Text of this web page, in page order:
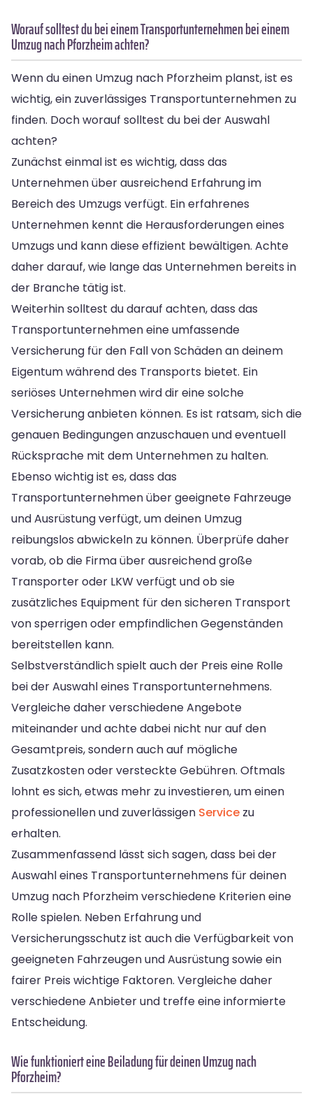
Worauf solltest du bei einem Transportunternehmen bei einem
Umzug nach Pforzheim achten?
Wenn du einen Umzug nach Pforzheim planst, ist es
wichtig, ein zuverlässiges Transportunternehmen zu
finden. Doch worauf solltest du bei der Auswahl
achten?
Zunächst einmal ist es wichtig, dass das
Unternehmen über ausreichend Erfahrung im
Bereich des Umzugs verfügt. Ein erfahrenes
Unternehmen kennt die Herausforderungen eines
Umzugs und kann diese effizient bewältigen. Achte
daher darauf, wie lange das Unternehmen bereits in
der Branche tätig ist.
Weiterhin solltest du darauf achten, dass das
Transportunternehmen eine umfassende
Versicherung für den Fall von Schäden an deinem
Eigentum während des Transports bietet. Ein
seriöses Unternehmen wird dir eine solche
Versicherung anbieten können. Es ist ratsam, sich die
genauen Bedingungen anzuschauen und eventuell
Rücksprache mit dem Unternehmen zu halten.
Ebenso wichtig ist es, dass das
Transportunternehmen über geeignete Fahrzeuge
und Ausrüstung verfügt, um deinen Umzug
reibungslos abwickeln zu können. Überprüfe daher
vorab, ob die Firma über ausreichend große
Transporter oder LKW verfügt und ob sie
zusätzliches Equipment für den sicheren Transport
von sperrigen oder empfindlichen Gegenständen
bereitstellen kann.
Selbstverständlich spielt auch der Preis eine Rolle
bei der Auswahl eines Transportunternehmens.
Vergleiche daher verschiedene Angebote
miteinander und achte dabei nicht nur auf den
Gesamtpreis, sondern auch auf mögliche
Zusatzkosten oder versteckte Gebühren. Oftmals
lohnt es sich, etwas mehr zu investieren, um einen
professionellen und zuverlässigen Service zu
erhalten.
Zusammenfassend lässt sich sagen, dass bei der
Auswahl eines Transportunternehmens für deinen
Umzug nach Pforzheim verschiedene Kriterien eine
Rolle spielen. Neben Erfahrung und
Versicherungsschutz ist auch die Verfügbarkeit von
geeigneten Fahrzeugen und Ausrüstung sowie ein
fairer Preis wichtige Faktoren. Vergleiche daher
verschiedene Anbieter und treffe eine informierte
Entscheidung.
Wie funktioniert eine Beiladung für deinen Umzug nach
Pforzheim?